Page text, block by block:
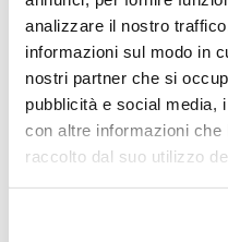
analizzare il nostro
informazioni sul modo in
nostri partner che si
pubblicità e social media,
con altre informazioni che
raccolto dal suo utilizzo
Piantana da bagno con 3
porta salviette in ottone
cromato - Planets,
Design
€ 526,75 € 358,20